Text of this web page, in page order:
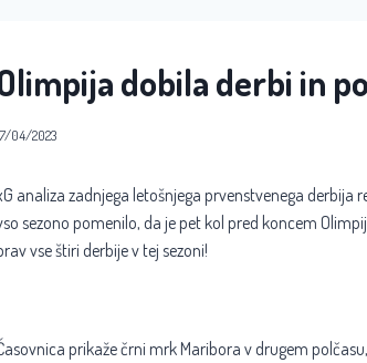
dobila derbi in
04/2023
analiza zadnjega letošnjega prvenstvenega derbija
sezono pomenilo, da je pet kol pred koncem
vse štiri derbije v tej sezoni!
prikaže črni mrk Maribora v drugem